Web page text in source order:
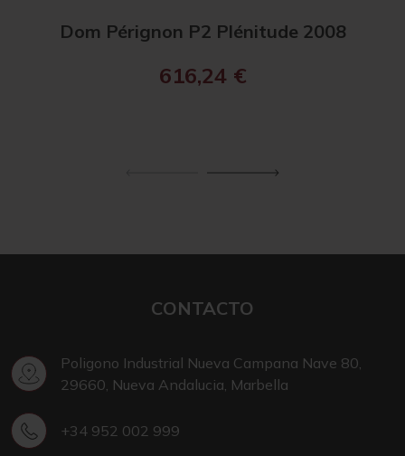
Dom Pérignon P2 Plénitude 2008
616,24 €
CONTACTO
Poligono Industrial Nueva Campana Nave 80,
29660, Nueva Andalucia, Marbella
+34 952 002 999